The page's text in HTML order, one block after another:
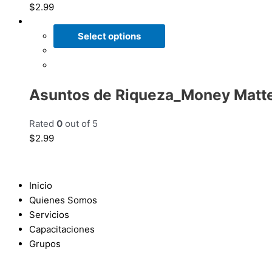
$2.99
Select options
Asuntos de Riqueza_Money
Rated 0 out of 5
$2.99
Inicio
Quienes Somos
Servicios
Capacitaciones
Grupos